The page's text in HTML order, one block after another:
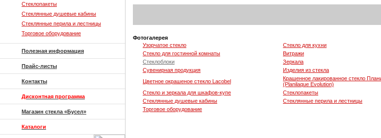
Стеклопакеты
Стеклянные душевые кабины
Стеклянные перила и лестницы
Торговое оборудование
Полезная информация
Прайс-листы
Контакты
Дисконтная программа
Магазин стекла «Бусел»
Каталоги
Фотогалерея
Узорчатое стекло
Стекло для кухни
Стекло для гостинной комнаты
Витражи
Стеклоблоки
Зеркала
Сувенирная продукция
Изделия из стекла
Цветное окрашеное стекло Lacobel
Крашенное лакированное стекло
(Planilaque Evolution)
Стекло и зеркала для шкафов-купе
Стеклопакеты
Стеклянные душевые кабины
Стеклянные перила и лестницы
Торговое оборудование